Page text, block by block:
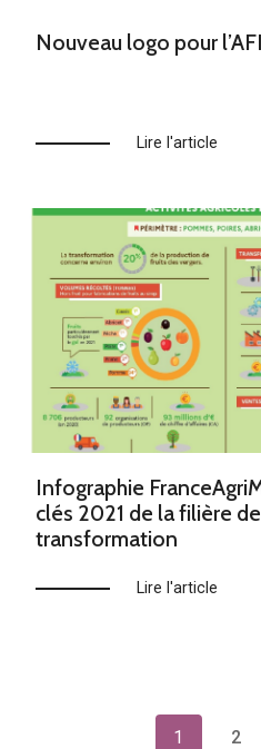
Nouveau logo pour
Lire l'article
Infographie
clés 2021 de la filière
transformation
Lire l'article
1 2